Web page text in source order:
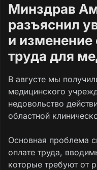
Минздрав
разъяснил
и
труда для
В августе мы
медицинского
недовольство
областной
Основная проблема
оплате труда,
которые требуют от